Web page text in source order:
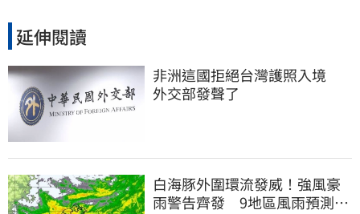
延伸閱讀
非洲這國拒絕台灣護照入境
外交部發聲了
白海豚外圍環流發威！強風豪
雨警告齊發 9地區風雨預測達